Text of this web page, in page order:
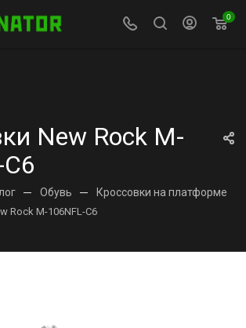
0
New Rock M-
— Обувь — Кроссовки на платформе
Rock M-106NFL-C6